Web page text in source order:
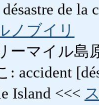
de la
ノブイリ
ーマイル島
: accident
Island <<<